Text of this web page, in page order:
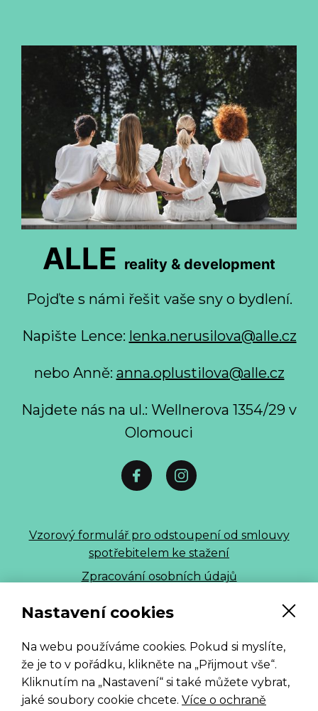
Nastavení cookies
Na webu používáme cookies. Pokud si myslíte,
že je to v pořádku, klikněte na „Přijmout vše“.
Kliknutím na „Nastavení“ si také můžete vybrat,
jaké soubory cookie chcete. Více o ochraně
ALLE reality & development
Pojďte s námi řešit vaše sny o bydlení.
Napište Lence: lenka.nerusilova@alle.cz
nebo Anně: anna.oplustilova@alle.cz
Najdete nás na ul.: Wellnerova 1354/29 v
Olomouci
Vzorový formulář pro odstoupení od smlouvy
spotřebitelem ke stažení
Zpracování osobních údajů
ALLE 2026